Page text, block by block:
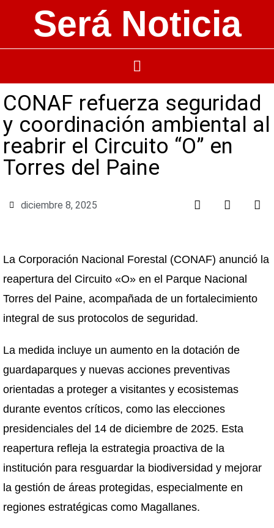
Será Noticia
CONAF refuerza seguridad
y coordinación ambiental al
reabrir el Circuito “O” en
Torres del Paine
diciembre 8, 2025
La Corporación Nacional Forestal (CONAF) anunció la
reapertura del Circuito «O» en el Parque Nacional
Torres del Paine, acompañada de un fortalecimiento
integral de sus protocolos de seguridad.
La medida incluye un aumento en la dotación de
guardaparques y nuevas acciones preventivas
orientadas a proteger a visitantes y ecosistemas
durante eventos críticos, como las elecciones
presidenciales del 14 de diciembre de 2025. Esta
reapertura refleja la estrategia proactiva de la
institución para resguardar la biodiversidad y mejorar
la gestión de áreas protegidas, especialmente en
regiones estratégicas como Magallanes.